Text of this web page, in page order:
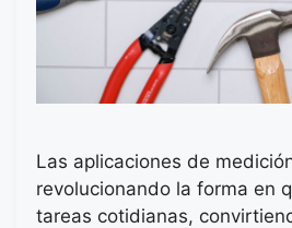
Las aplicaciones de
revolucionando la forma en
tareas cotidianas,